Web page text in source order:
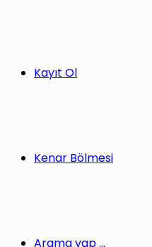
Kayıt Ol
Kenar Bölmesi
Arama yap ...